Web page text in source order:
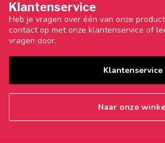
Klantenservice
Heb je vragen over één van onze
contact op met onze klantenservice of
vragen door.
Klantenservice
Naar onze